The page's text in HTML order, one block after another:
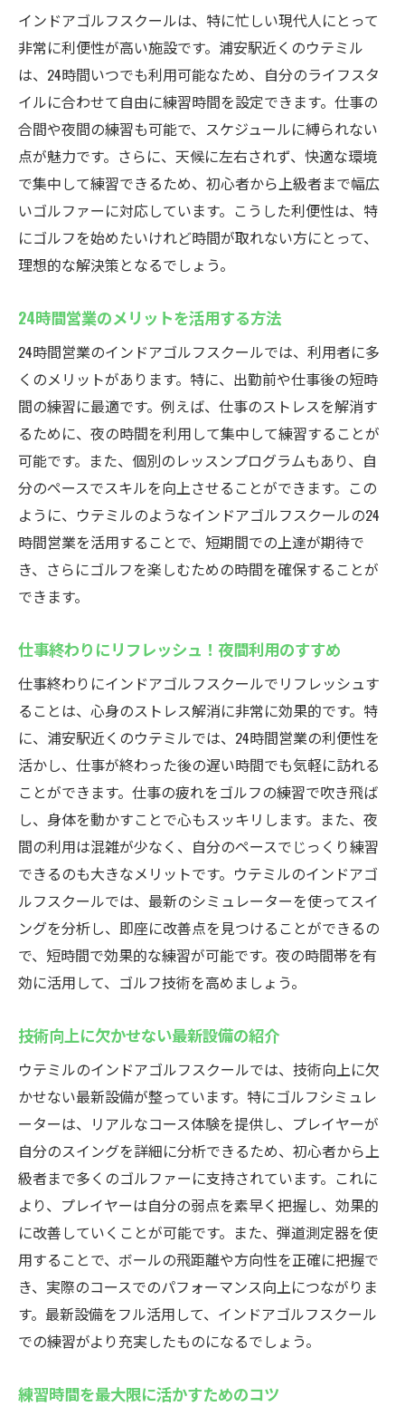
個別指導がもたらす安心感
初めてでも楽しめる！初心者向けプログラ
ム
手ぶらで始められる！必要なものはすべて
レンタル
初心者が抱く不安を解消するためのサポー
ト体制
仲間と一緒に楽しく学べる環境作り
浦安駅最安値！ウテミルのインドアゴルフスク
地域最安値でコスパ抜群のインドアゴルフ
お得に楽しむ！月額プランの魅力
費用対効果を最大化する方法
質の高いサービスをお手頃価格で提供
ゴルフライフを豊かにするための提案
多様な料金プランから選べる安心感
天候に左右されない！ウテミル浦安駅のインド
アゴルフスクールの魅力
雨の日でも安心のインドアゴルフ
インドアならではの快適な練習環境
天気に左右されないプランニングのコツ
インドアゴルフがもたらす安定した練習習
慣
最新シミュレーター完備！浦安駅のインドアゴ
ルフスクールで上達を実感
最新シミュレーターの機能を徹底解説
リアルな練習が可能なシミュレーターの魅
力
シミュレーターを活用した効果的な練習法
データ分析で技術向上を支援
自分のスイングを可視化して改善
上達を実感するための活用術
スクールの便利さを体験
好きな時に練習！24時間営業のメリット
生活スタイルに合わせた柔軟な利用法
時間を気にせず没頭できる環境
忙しいビジネスマンにも最適な理由
深夜でも安心の練習空間
自由な時間にリラックスしてゴルフを楽し
む
手ぶらでOK！ウテミル浦安駅のインドアゴルフ
スクールで手軽に始める
手ぶらで始められる安心感
インドアゴルフスクールは、特に忙しい現代人にとって
非常に利便性が高い施設です。浦安駅近くのウテミル
は、24時間いつでも利用可能なため、自分のライフスタ
イルに合わせて自由に練習時間を設定できます。仕事の
合間や夜間の練習も可能で、スケジュールに縛られない
点が魅力です。さらに、天候に左右されず、快適な環境
で集中して練習できるため、初心者から上級者まで幅広
いゴルファーに対応しています。こうした利便性は、特
にゴルフを始めたいけれど時間が取れない方にとって、
理想的な解決策となるでしょう。
24時間営業のメリットを活用する方法
24時間営業のインドアゴルフスクールでは、利用者に多
くのメリットがあります。特に、出勤前や仕事後の短時
間の練習に最適です。例えば、仕事のストレスを解消す
るために、夜の時間を利用して集中して練習することが
可能です。また、個別のレッスンプログラムもあり、自
分のペースでスキルを向上させることができます。この
ように、ウテミルのようなインドアゴルフスクールの24
時間営業を活用することで、短期間での上達が期待で
き、さらにゴルフを楽しむための時間を確保することが
できます。
仕事終わりにリフレッシュ！夜間利用のすすめ
仕事終わりにインドアゴルフスクールでリフレッシュす
ることは、心身のストレス解消に非常に効果的です。特
に、浦安駅近くのウテミルでは、24時間営業の利便性を
活かし、仕事が終わった後の遅い時間でも気軽に訪れる
ことができます。仕事の疲れをゴルフの練習で吹き飛ば
し、身体を動かすことで心もスッキリします。また、夜
間の利用は混雑が少なく、自分のペースでじっくり練習
できるのも大きなメリットです。ウテミルのインドアゴ
ルフスクールでは、最新のシミュレーターを使ってスイ
ングを分析し、即座に改善点を見つけることができるの
で、短時間で効果的な練習が可能です。夜の時間帯を有
効に活用して、ゴルフ技術を高めましょう。
技術向上に欠かせない最新設備の紹介
ウテミルのインドアゴルフスクールでは、技術向上に欠
かせない最新設備が整っています。特にゴルフシミュレ
ーターは、リアルなコース体験を提供し、プレイヤーが
自分のスイングを詳細に分析できるため、初心者から上
級者まで多くのゴルファーに支持されています。これに
より、プレイヤーは自分の弱点を素早く把握し、効果的
に改善していくことが可能です。また、弾道測定器を使
用することで、ボールの飛距離や方向性を正確に把握で
き、実際のコースでのパフォーマンス向上につながりま
す。最新設備をフル活用して、インドアゴルフスクール
での練習がより充実したものになるでしょう。
練習時間を最大限に活かすためのコツ